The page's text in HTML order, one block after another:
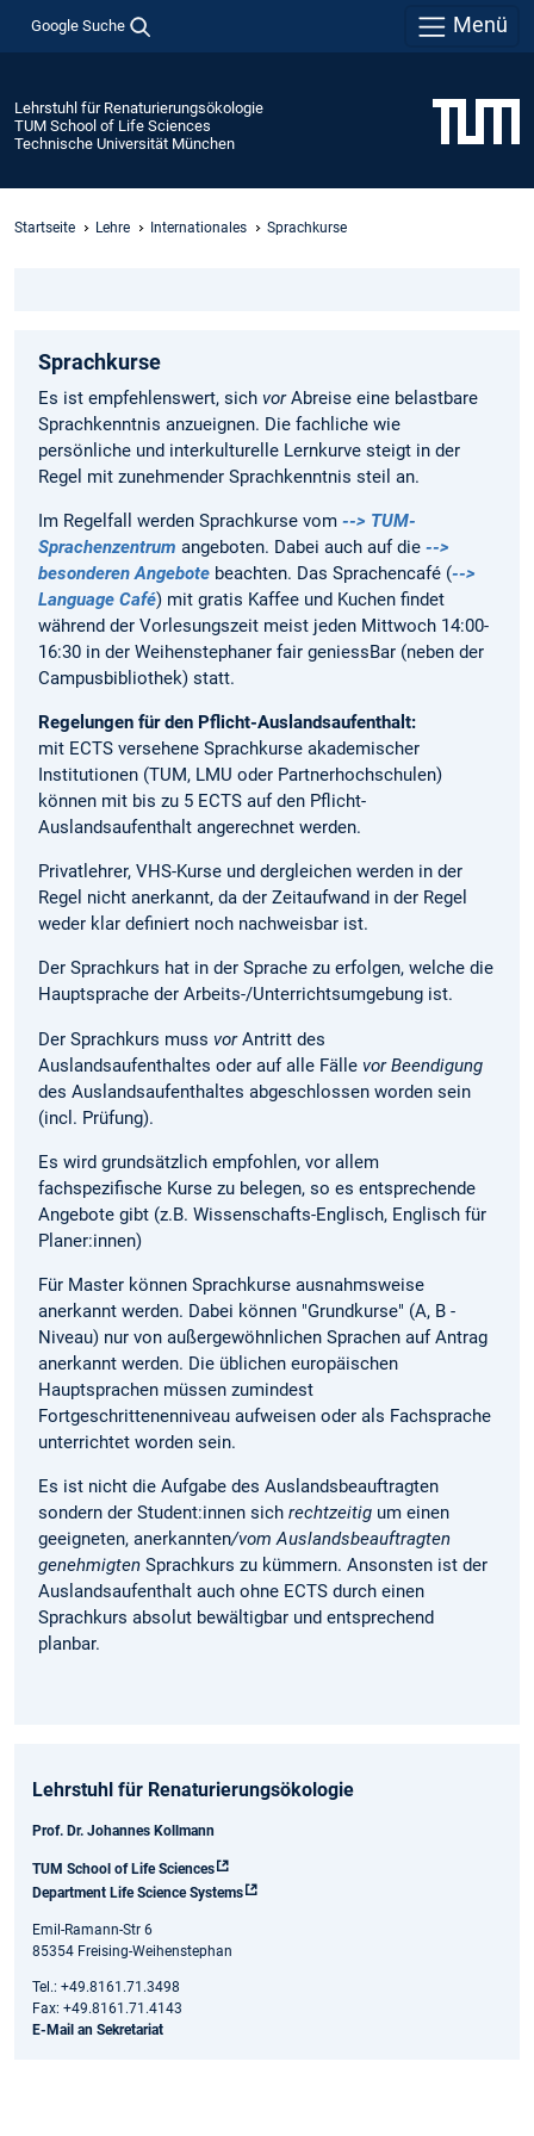
Google Suche Menü
Lehrstuhl für Renaturierungsökologie
TUM School of Life Sciences
Technische Universität München
Startseite Lehre Internationales Sprachkurse
Sprachkurse
Es ist empfehlenswert, sich vorAbreise eine belastbare
Sprachkenntnis anzueignen. Die fachliche wie
persönliche und interkulturelle Lernkurve steigt in der
Regel mit zunehmender Sprachkenntnis steil an.
Im Regelfall werden Sprachkurse vom --> TUM-
Sprachenzentrum angeboten. Dabei auch auf die -->
besonderen Angebote beachten. Das Sprachencafé (-->
Language Café) mit gratis Kaffee und Kuchen findet
während der Vorlesungszeit meist jeden Mittwoch 14:00-
16:30 in der Weihenstephaner fair geniessBar (neben der
Campusbibliothek) statt.
Regelungen für den Pflicht-Auslandsaufenthalt:
mit ECTS versehene Sprachkurse akademischer
Institutionen (TUM, LMU oder Partnerhochschulen)
können mit bis zu 5 ECTS auf den Pflicht-
Auslandsaufenthalt angerechnet werden.
Privatlehrer, VHS-Kurse und dergleichen werden in der
Regel nicht anerkannt, da der Zeitaufwand in der Regel
weder klar definiert noch nachweisbar ist.
Der Sprachkurs hat in der Sprache zu erfolgen, welche die
Hauptsprache der Arbeits-/Unterrichtsumgebung ist.
Der Sprachkurs muss vorAntritt des
Auslandsaufenthaltes oder auf alle Fälle vor Beendigung
des Auslandsaufenthaltes abgeschlossen worden sein
(incl. Prüfung).
Es wird grundsätzlich empfohlen, vor allem
fachspezifische Kurse zu belegen, so es entsprechende
Angebote gibt (z.B. Wissenschafts-Englisch, Englisch für
Planer:innen)
Für Master können Sprachkurse ausnahmsweise
anerkannt werden. Dabei können "Grundkurse" (A, B -
Niveau) nur von außergewöhnlichen Sprachen auf Antrag
anerkannt werden. Die üblichen europäischen
Hauptsprachen müssen zumindest
Fortgeschrittenenniveau aufweisen oder als Fachsprache
unterrichtet worden sein.
Es ist nicht die Aufgabe des Auslandsbeauftragten
sondern der Student:innen sich rechtzeitig um einen
geeigneten, anerkannten/vom Auslandsbeauftragten
genehmigten Sprachkurs zu kümmern. Ansonsten ist der
Auslandsaufenthalt auch ohne ECTS durch einen
Sprachkurs absolut bewältigbar und entsprechend
planbar.
Lehrstuhl für Renaturierungsökologie
Prof. Dr. Johannes Kollmann
TUM School of Life Sciences
Department Life Science Systems
Emil-Ramann-Str 6
85354 Freising-Weihenstephan
Tel.: +49.8161.71.3498
Fax: +49.8161.71.4143
E-Mail an Sekretariat